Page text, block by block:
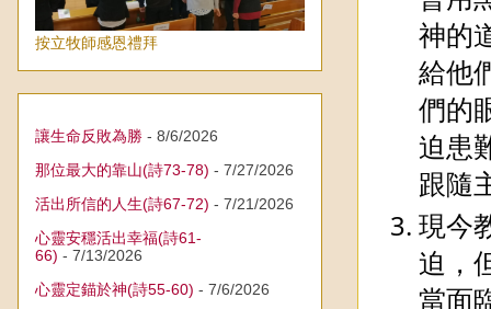
神的
給他
們的
迫患
跟隨
現今
迫，
當面
按立牧師感恩禮拜
讓生命反敗為勝 - 8/6/2026
那位最大的靠山(詩73-78) - 7/27/2026
活出所信的人生(詩67-72) - 7/21/2026
心靈安穩活出幸福(詩61-
66) - 7/13/2026
心靈定錨於神(詩55-60) - 7/6/2026